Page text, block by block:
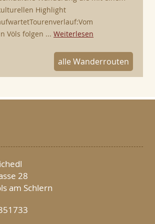
Highlight
Völs folgen ... Weiterlesen
alle Wanderrouten
28
am Schlern